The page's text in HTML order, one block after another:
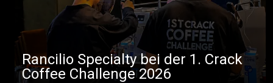
Rancilio Specialty bei der 1. Crack
Coffee Challenge 2026